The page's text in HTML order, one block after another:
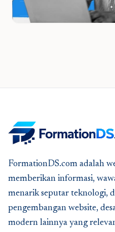
FormationDS.com adalah
memberikan informasi,
menarik seputar teknologi,
pengembangan website,
modern lainnya yang